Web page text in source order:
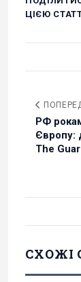
ЦІЄЮ
РФ
Європу:
The
СХОЖІ